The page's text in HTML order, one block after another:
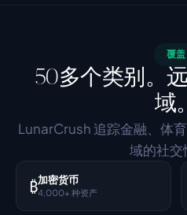
覆盖
50多个类别。
域。
LunarCrush 追踪金融、体
域的社交
₿加密货币
4,000+ 种资产